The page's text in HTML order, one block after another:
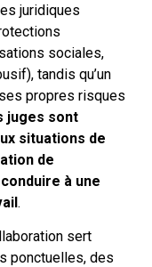
juridiques
sociales,
tandis qu’un
propres risques
juges sont
situations de
de
à une
.
sert
ponctuelles, des